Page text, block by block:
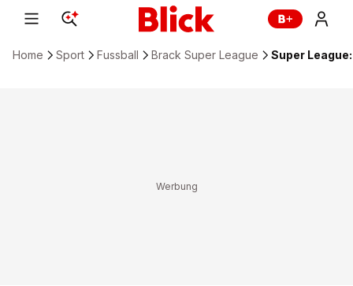
Home Sport Fussball Brack Super League Super